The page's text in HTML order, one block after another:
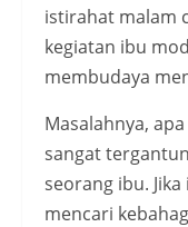
istirahat malam
kegiatan ibu
membudaya
Masalahnya,
sangat
seorang ibu.
mencari